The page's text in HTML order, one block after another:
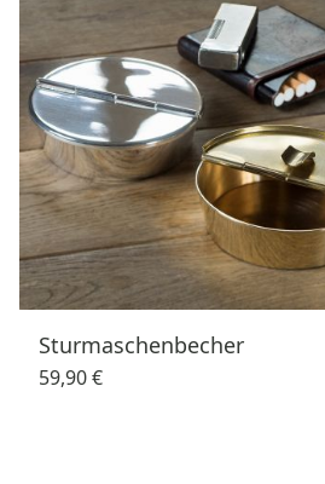
Sturmaschenbecher
59,90 €